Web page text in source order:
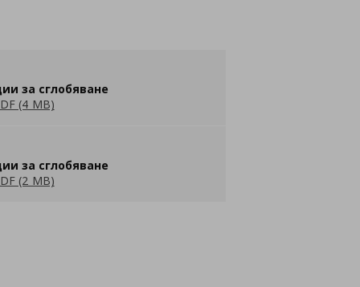
за сглобяване
(4 MB)
за сглобяване
(2 MB)